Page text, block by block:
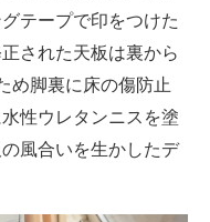
テープで印をつけた
された天板は裏から
め脚裏に床の傷防止
性ウレタンニスを塗
風合いを生かしたデ